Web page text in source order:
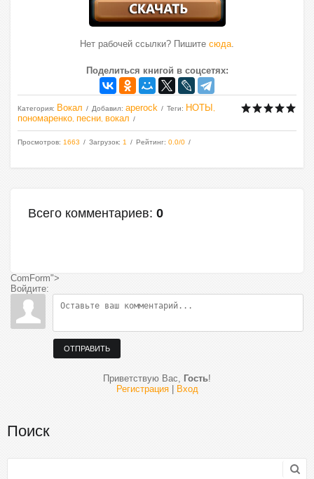
Нет рабочей ссылки? Пишите сюда.
Поделиться книгой в соцсетях:
Категория: Вокал Добавил: aperock Теги: НОТЫ
пономаренко песни вокал
Просмотров: 1663 Загрузок: 1 Рейтинг: 0.0/0
Всего комментариев: 0
ComForm">
Войдите:
ОТПРАВИТЬ
Приветствую Вас, Гость!
Регистрация| Вход
Поиск